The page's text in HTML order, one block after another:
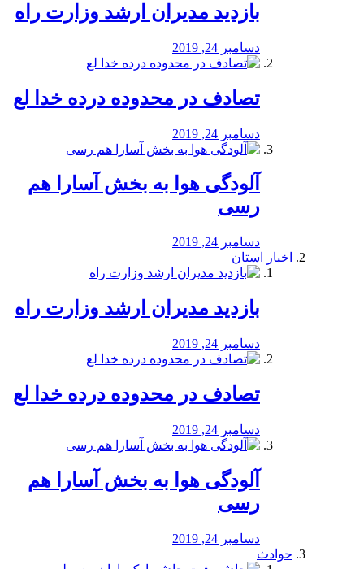
بازدید مدیران ارشد وزارت راه
دسامبر 24, 2019
تصادف در محدوده درده خدا لع
دسامبر 24, 2019
آلودگی هوا به بخش آسارا هم
رسی
دسامبر 24, 2019
اخبار استان
بازدید مدیران ارشد وزارت راه
دسامبر 24, 2019
تصادف در محدوده درده خدا لع
دسامبر 24, 2019
آلودگی هوا به بخش آسارا هم
رسی
دسامبر 24, 2019
حوادث